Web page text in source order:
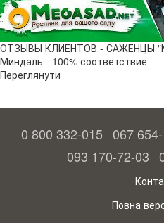
ОТЗЫВЫ КЛИЕНТОВ - САЖЕНЦЫ
Миндаль - 100% соответствие
Переглянути
0 800 332-015 067
093 170-72-03
Повна